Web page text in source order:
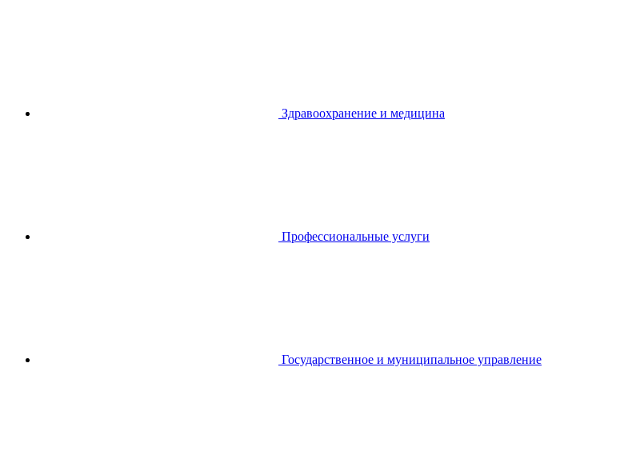
Здравоохранение и медицина
Профессиональные услуги
Государственное и муниципальное управление